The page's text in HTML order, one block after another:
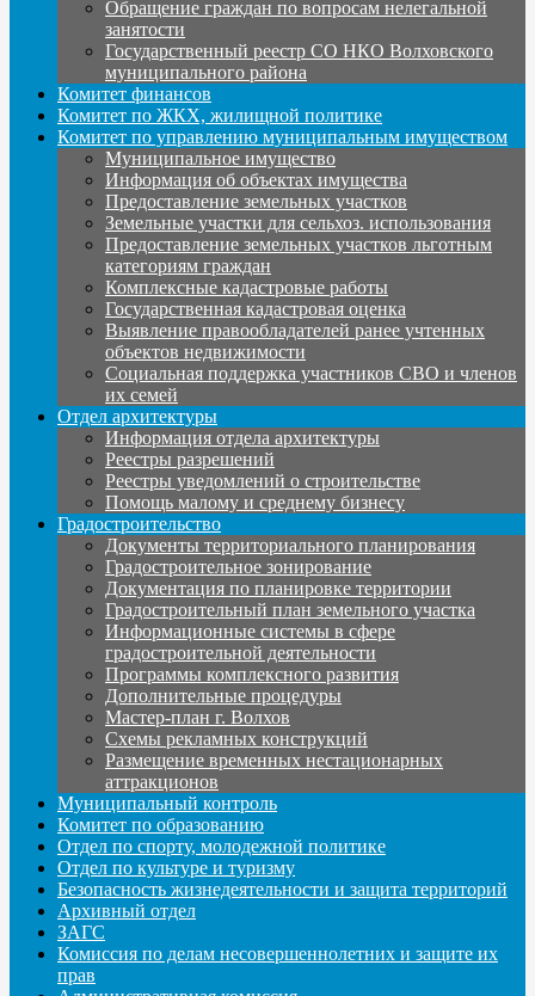
Обращение граждан по вопросам нелегальной
занятости
Государственный реестр СО НКО Волховского
муниципального района
Комитет финансов
Комитет по ЖКХ, жилищной политике
Комитет по управлению муниципальным имуществом
Муниципальное имущество
Информация об объектах имущества
Предоставление земельных участков
Земельные участки для сельхоз. использования
Предоставление земельных участков льготным
категориям граждан
Комплексные кадастровые работы
Государственная кадастровая оценка
Выявление правообладателей ранее учтенных
объектов недвижимости
Социальная поддержка участников СВО и членов
их семей
Отдел архитектуры
Информация отдела архитектуры
Реестры разрешений
Реестры уведомлений о строительстве
Помощь малому и среднему бизнесу
Градостроительство
Документы территориального планирования
Градостроительное зонирование
Документация по планировке территории
Градостроительный план земельного участка
Информационные системы в сфере
градостроительной деятельности
Программы комплексного развития
Дополнительные процедуры
Мастер-план г. Волхов
Схемы рекламных конструкций
Размещение временных нестационарных
аттракционов
Муниципальный контроль
Комитет по образованию
Отдел по спорту, молодежной политике
Отдел по культуре и туризму
Безопасность жизнедеятельности и защита территорий
Архивный отдел
ЗАГС
Комиссия по делам несовершеннолетних и защите их
прав